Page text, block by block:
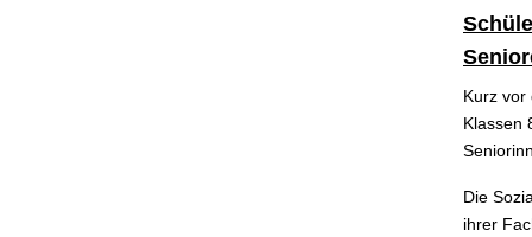
Kurz vor
Klassen
Die
ihrer